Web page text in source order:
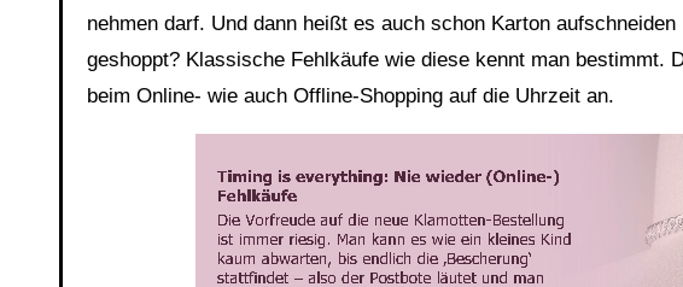
nehmen darf. Und dann heißt es auch schon Karton
geshoppt? Klassische Fehlkäufe wie diese kennt man bestimmt.
beim Online- wie auch Offline-Shopping auf die Uhrzeit an.